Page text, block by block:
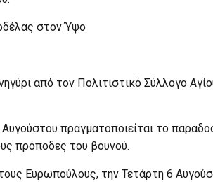
στον Ύψο
από τον Πολιτιστικό Σύλλογο
πραγματοποιείται το
πρόποδες του βουνού.
Ευρωπούλους, την Τετάρτη 6